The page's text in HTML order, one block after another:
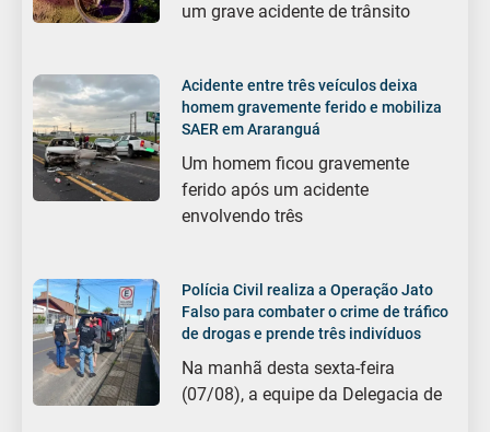
um grave acidente de trânsito
Acidente entre três veículos deixa
homem gravemente ferido e mobiliza
SAER em Araranguá
Um homem ficou gravemente
ferido após um acidente
envolvendo três
Polícia Civil realiza a Operação Jato
Falso para combater o crime de tráfico
de drogas e prende três indivíduos
Na manhã desta sexta-feira
(07/08), a equipe da Delegacia de